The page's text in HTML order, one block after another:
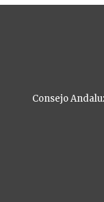
Consejo